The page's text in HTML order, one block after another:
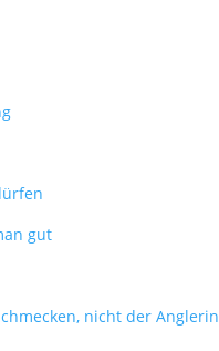
gut
nicht der Anglerin